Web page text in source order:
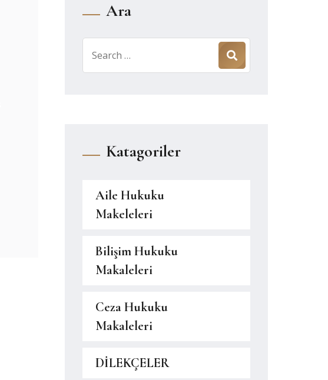
Ara
for:
Katagoriler
Aile Hukuku
Makeleleri
Bilişim Hukuku
Makaleleri
Ceza Hukuku
Makaleleri
DİLEKÇELER